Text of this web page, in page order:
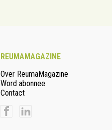
REUMAMAGAZINE
Over ReumaMagazine
Word abonnee
Contact